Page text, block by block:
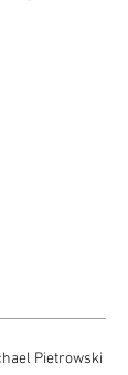
Pietrowski